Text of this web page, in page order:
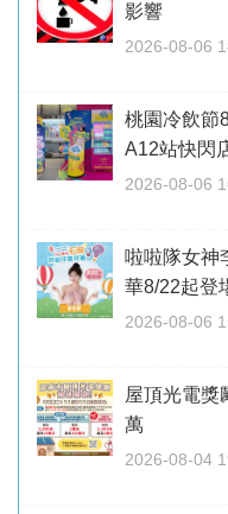
影響
2026-08-06
桃園冷飲節
A12站快閃
2026-08-06
啦啦隊女
華8/22起登
2026-08-06
屋頂光電
萬
2026-08-04